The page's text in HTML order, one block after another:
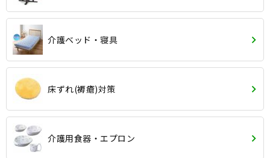
介護ベッド・寝具
床ずれ(褥瘡)対策
介護用食器・エプロン